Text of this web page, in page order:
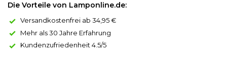
Die Vorteile von Lamponline.de:
Versandkostenfrei ab 34,95 €
Mehr als 30 Jahre Erfahrung
Kundenzufriedenheit 4.5/5